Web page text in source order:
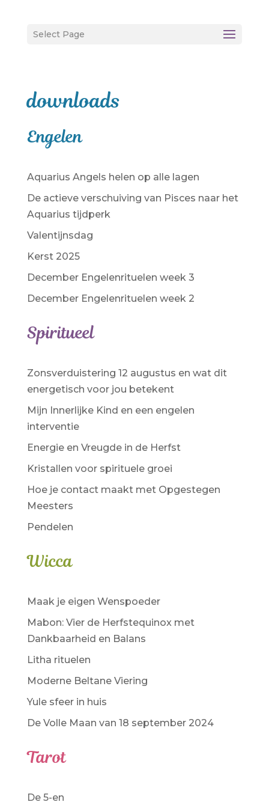
Select Page
downloads
Engelen
Aquarius Angels helen op alle lagen
De actieve verschuiving van Pisces naar het
Aquarius tijdperk
Valentijnsdag
Kerst 2025
December Engelenrituelen week 3
December Engelenrituelen week 2
Spiritueel
Zonsverduistering 12 augustus en wat dit
energetisch voor jou betekent
Mijn Innerlijke Kind en een engelen
interventie
Energie en Vreugde in de Herfst
Kristallen voor spirituele groei
Hoe je contact maakt met Opgestegen
Meesters
Pendelen
Wicca
Maak je eigen Wenspoeder
Mabon: Vier de Herfstequinox met
Dankbaarheid en Balans
Litha rituelen
Moderne Beltane Viering
Yule sfeer in huis
De Volle Maan van 18 september 2024
Tarot
De 5-en